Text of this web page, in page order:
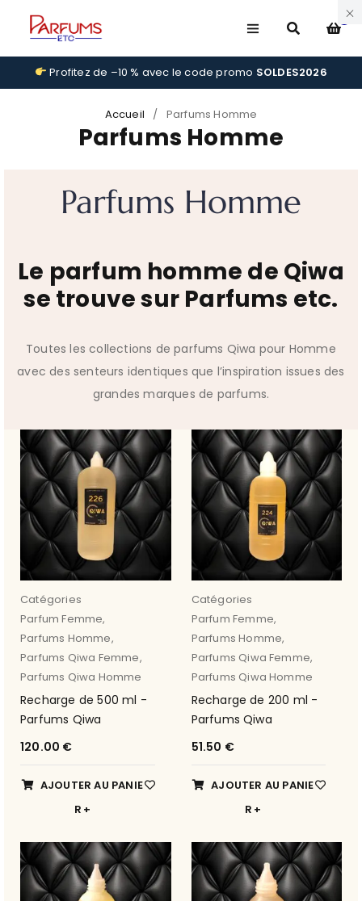
0
Profitez de –10 % avec le code promo SOLDES2026
Accueil / Parfums Homme
Parfums Homme
Parfums Homme
Le parfum homme de Qiwa
se trouve sur Parfums etc.
Toutes les collections de parfums Qiwa pour Homme
avec des senteurs identiques que l’inspiration issues des
grandes marques de parfums.
Catégories
Parfum Femme,
Parfums Homme,
Parfums Qiwa Femme,
Parfums Qiwa Homme
Recharge de 500 ml -
Parfums Qiwa
120.00 €
AJOUTER AU PANIE
R
Catégories
Parfum Femme,
Parfums Homme,
Parfums Qiwa Femme,
Parfums Qiwa Homme
Recharge de 200 ml -
Parfums Qiwa
51.50 €
AJOUTER AU PANIE
R